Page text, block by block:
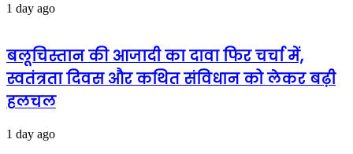
1 day ago
बलूचिस्तान की आजादी का दावा फिर चर्चा में,
स्वतंत्रता दिवस और कथित संविधान को लेकर बढ़ी
हलचल
1 day ago